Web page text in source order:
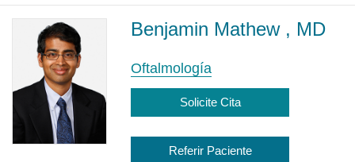
Benjamin Mathew , MD
Oftalmología
Solicite Cita
Referir Paciente